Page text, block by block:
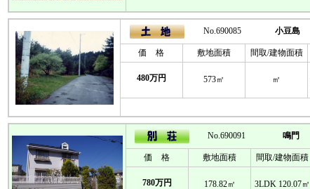
No.690085 小豆島
価 格 敷地面積 間取/建物面積
480万円 573㎡ ㎡
No.690091 鳴門
価 格 敷地面積 間取/建物面積
780万円 178.82㎡ 3LDK 120.07㎡